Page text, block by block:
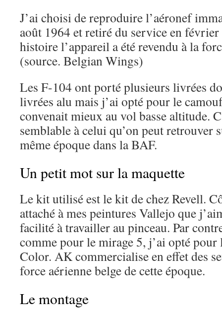
J’ai choisi de reproduire l’aéronef
août 1964 et retiré du service en
histoire l’appareil a été revendu à la
(source. Belgian Wings)
Les F-104 ont porté plusieurs livrées
livrées alu mais j’ai opté pour le
convenait mieux au vol basse altitude.
semblable à celui qu’on peut retrouver
même époque dans la BAF.
Un petit mot sur la maquette
Le kit utilisé est le kit de chez Revell.
attaché à mes peintures Vallejo que
facilité à travailler au pinceau. Par
comme pour le mirage 5, j’ai opté
Color. AK commercialise en effet des
force aérienne belge de cette époque.
Le montage